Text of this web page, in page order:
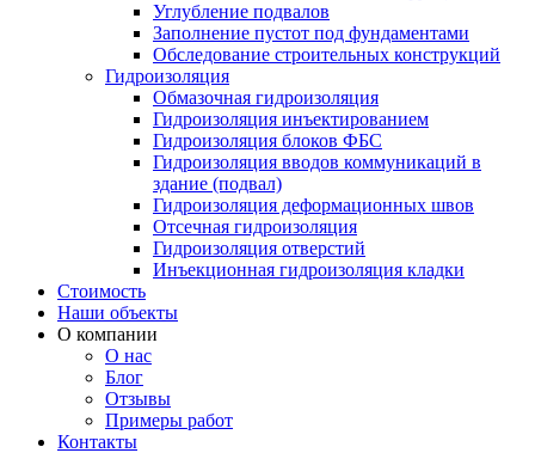
Углубление подвалов
Заполнение пустот под фундаментами
Обследование строительных конструкций
Гидроизоляция
Обмазочная гидроизоляция
Гидроизоляция инъектированием
Гидроизоляция блоков ФБС
Гидроизоляция вводов коммуникаций в
здание (подвал)
Гидроизоляция деформационных швов
Отсечная гидроизоляция
Гидроизоляция отверстий
Инъекционная гидроизоляция кладки
Стоимость
Наши объекты
О компании
О нас
Блог
Отзывы
Примеры работ
Контакты